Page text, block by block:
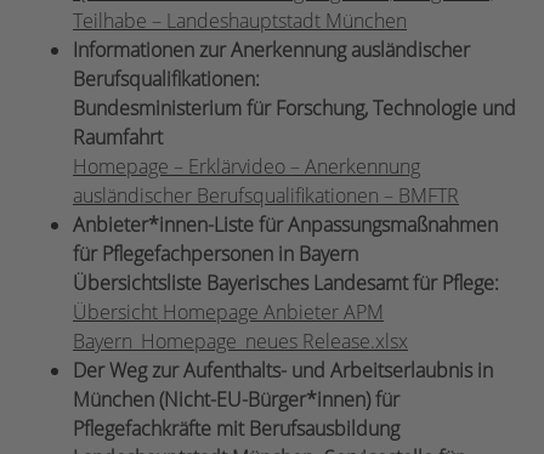
Teilhabe – Landeshauptstadt München
Informationen zur Anerkennung ausländischer
Berufsqualifikationen:
Bundesministerium für Forschung, Technologie und
Raumfahrt
Homepage – Erklärvideo – Anerkennung
ausländischer Berufsqualifikationen – BMFTR
Anbieter*innen-Liste für Anpassungsmaßnahmen
für Pflegefachpersonen in Bayern
Übersichtsliste Bayerisches Landesamt für Pflege:
Übersicht Homepage Anbieter APM
Bayern_Homepage_neues Release.xlsx
Der Weg zur Aufenthalts- und Arbeitserlaubnis in
München (Nicht-EU-Bürger*innen) für
Pflegefachkräfte mit Berufsausbildung